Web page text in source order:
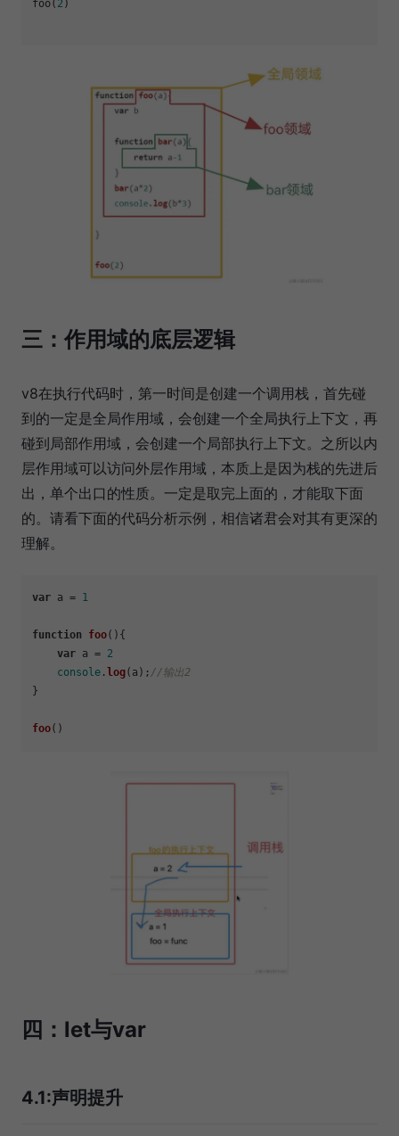
foo( 2 )
三：作用域的底层逻辑
v8在执行代码时，第一时间是创建一个调用栈，首先碰
到的一定是全局作用域，会创建一个全局执行上下文，再
碰到局部作用域，会创建一个局部执行上下文。之所以内
层作用域可以访问外层作用域，本质上是因为栈的先进后
出，单个出口的性质。一定是取完上面的，才能取下面
的。请看下面的代码分析示例，相信诸君会对其有更深的
理解。
var a = 1
function foo( ){
var a = 2
console .log(a); //输出2
}
foo
四：let与var
4.1:声明提升